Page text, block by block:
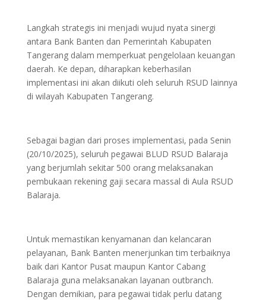
Langkah strategis ini menjadi wujud nyata sinergi
antara Bank Banten dan Pemerintah Kabupaten
Tangerang dalam memperkuat pengelolaan keuangan
daerah. Ke depan, diharapkan keberhasilan
implementasi ini akan diikuti oleh seluruh RSUD lainnya
di wilayah Kabupaten Tangerang.
Sebagai bagian dari proses implementasi, pada Senin
(20/10/2025), seluruh pegawai BLUD RSUD Balaraja
yang berjumlah sekitar 500 orang melaksanakan
pembukaan rekening gaji secara massal di Aula RSUD
Balaraja.
Untuk memastikan kenyamanan dan kelancaran
pelayanan, Bank Banten menerjunkan tim terbaiknya
baik dari Kantor Pusat maupun Kantor Cabang
Balaraja guna melaksanakan layanan outbranch.
Dengan demikian, para pegawai tidak perlu datang